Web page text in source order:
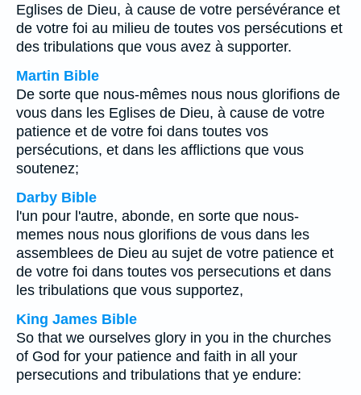
Eglises de Dieu, à cause de votre persévérance et
de votre foi au milieu de toutes vos persécutions et
des tribulations que vous avez à supporter.
Martin Bible
De sorte que nous-mêmes nous nous glorifions de
vous dans les Eglises de Dieu, à cause de votre
patience et de votre foi dans toutes vos
persécutions, et dans les afflictions que vous
soutenez;
Darby Bible
l'un pour l'autre, abonde, en sorte que nous-
memes nous nous glorifions de vous dans les
assemblees de Dieu au sujet de votre patience et
de votre foi dans toutes vos persecutions et dans
les tribulations que vous supportez,
King James Bible
So that we ourselves glory in you in the churches
of God for your patience and faith in all your
persecutions and tribulations that ye endure: